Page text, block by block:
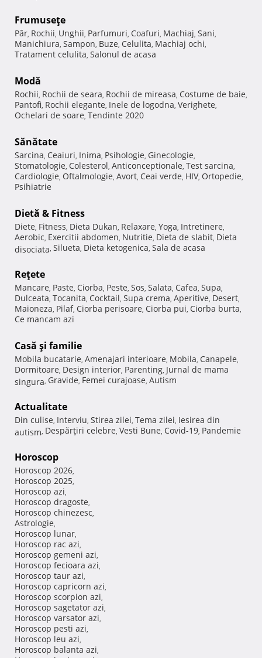
Frumuseţe
Păr, Rochii, Unghii, Parfumuri, Coafuri, Machiaj, Sani,
Manichiura, Sampon, Buze, Celulita, Machiaj ochi,
Tratament celulita, Salonul de acasa
Modă
Rochii, Rochii de seara, Rochii de mireasa, Costume de baie,
Pantofi, Rochii elegante, Inele de logodna, Verighete,
Ochelari de soare, Tendinte 2020
Sănătate
Sarcina, Ceaiuri, Inima, Psihologie, Ginecologie,
Stomatologie, Colesterol, Anticonceptionale, Test sarcina,
Cardiologie, Oftalmologie, Avort, Ceai verde, HIV, Ortopedie,
Psihiatrie
Dietă & Fitness
Diete, Fitness, Dieta Dukan, Relaxare, Yoga, Intretinere,
Aerobic, Exercitii abdomen, Nutritie, Dieta de slabit, Dieta
disociata, Silueta, Dieta ketogenica, Sala de acasa
Reţete
Mancare, Paste, Ciorba, Peste, Sos, Salata, Cafea, Supa,
Dulceata, Tocanita, Cocktail, Supa crema, Aperitive, Desert,
Maioneza, Pilaf, Ciorba perisoare, Ciorba pui, Ciorba burta,
Ce mancam azi
Casă şi familie
Mobila bucatarie, Amenajari interioare, Mobila, Canapele,
Dormitoare, Design interior, Parenting, Jurnal de mama
singura, Gravide, Femei curajoase, Autism
Actualitate
Din culise, Interviu, Stirea zilei, Tema zilei, Iesirea din
autism, Despărţiri celebre, Vesti Bune, Covid-19, Pandemie
Horoscop
Horoscop 2026,
Horoscop 2025,
Horoscop azi,
Horoscop dragoste,
Horoscop chinezesc,
Astrologie,
Horoscop lunar,
Horoscop rac azi,
Horoscop gemeni azi,
Horoscop fecioara azi,
Horoscop taur azi,
Horoscop capricorn azi,
Horoscop scorpion azi,
Horoscop sagetator azi,
Horoscop varsator azi,
Horoscop pesti azi,
Horoscop leu azi,
Horoscop balanta azi,